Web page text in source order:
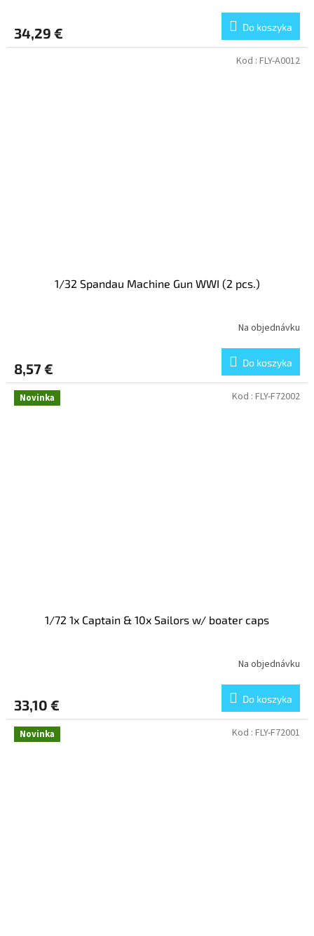
34,29 € Do koszyka
1/32 Spandau Machine Gun WWI (2 pcs.)
Na objednávku
8,57 € Do koszyka
Kod : FLY-A0012
Novinka
1/72 1x Captain & 10x Sailors w/ boater caps
Na objednávku
33,10 € Do koszyka
Kod : FLY-F72002
Novinka Kod : FLY-F72001